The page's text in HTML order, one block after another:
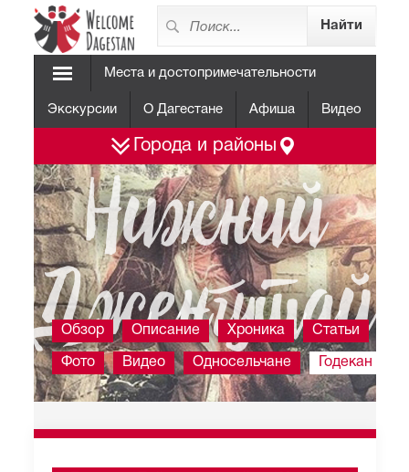
Места и достопримечательности
Экскурсии О Дагестане Афиша Видео
Города и районы
Нижний
Дженгутай
Обзор Описание Хроника Статьи
Фото Видео Односельчане Годекан